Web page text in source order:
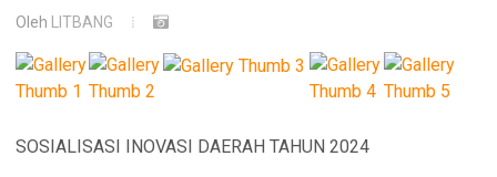
Oleh LITBANG
SOSIALISASI INOVASI DAERAH TAHUN 2024